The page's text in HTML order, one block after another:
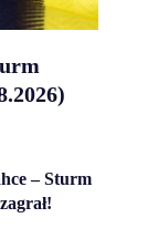
– Sturm